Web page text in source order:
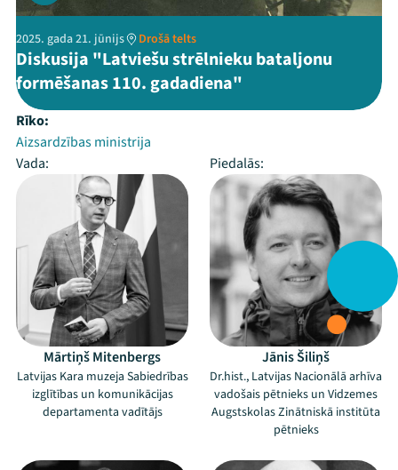
2025. gada 21. jūnijs Drošā telts
Diskusija "Latviešu strēlnieku bataljonu
formēšanas 110. gadadiena"
Rīko:
Aizsardzības ministrija
Vada:
Piedalās:
Mārtiņš Mitenbergs
Latvijas Kara muzeja Sabiedrības
izglītības un komunikācijas
departamenta vadītājs
Jānis Šiliņš
Dr.hist., Latvijas Nacionālā arhīva
vadošais pētnieks un Vidzemes
Augstskolas Zinātniskā institūta
pētnieks